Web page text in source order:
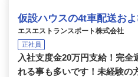
仮設ハウスの4t車配送お
エスエストランスポート株式会社
正社員
入社支度金20万円支給！完
れる事も多いです！未経験の